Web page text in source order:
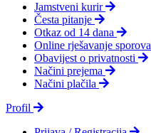
Jamstveni kurir
Česta pitanje
Otkaz od 14 dana
Online rješavanje sporova
Obavijest o privatnosti
Načini prejema
Načini plačila
Profil